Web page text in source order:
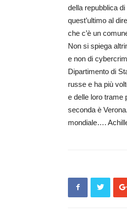
della repubblica
quest’ultimo al
che c’è un
Non si spiega
e non di
Dipartimento di
russe e ha più
e delle loro trame
seconda è
mondiale….